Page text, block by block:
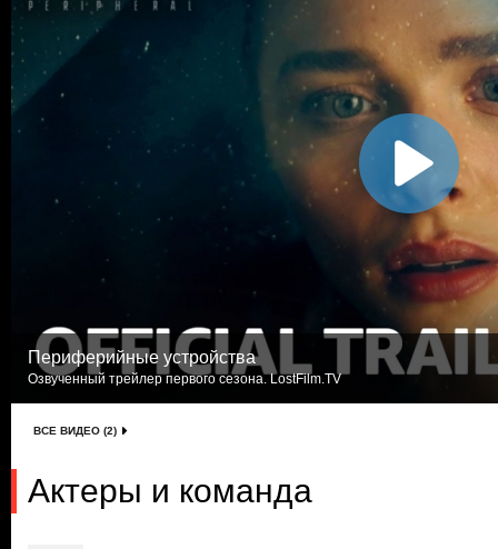
Периферийные устройства
Озвученный трейлер первого сезона. LostFilm.TV
ВСЕ ВИДЕО (2)
Актеры и команда